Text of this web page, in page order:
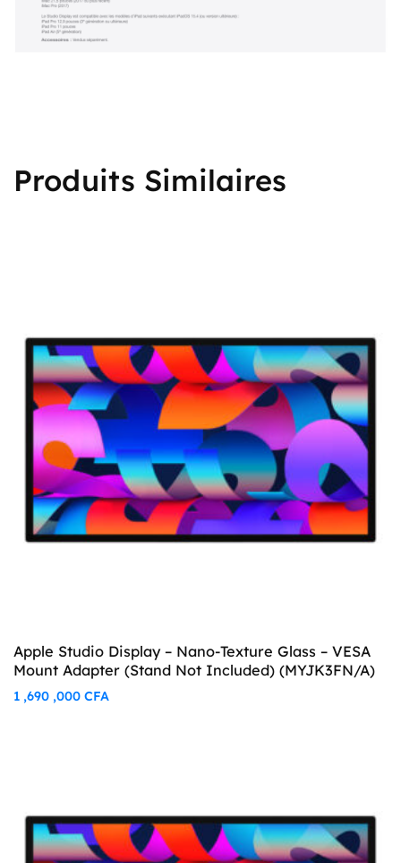
Produits Similaires
Apple Studio Display – Nano-Texture Glass – VESA
Mount Adapter (Stand Not Included) (MYJK3FN/A)
1 ,690 ,000 CFA